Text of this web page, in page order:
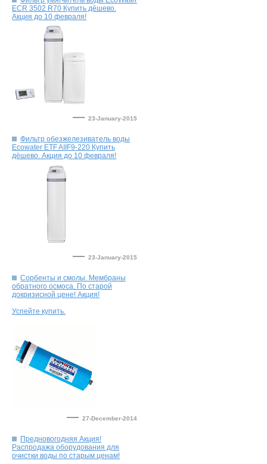
ECR 3502 R70 Купить дёшево.
— 23-January-2015
Фильтр обезжелезиватель воды
Ecowater ETF AIIF9-220 Купить
— 23-January-2015
Сорбенты и смолы. Мембраны
обратного осмоса. По старой
— 27-December-2014
Предновогодняя Акция!
Распродажа оборудования для